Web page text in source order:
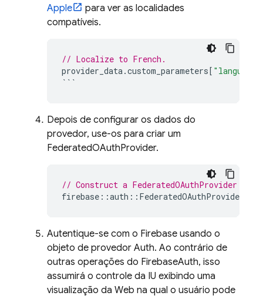
Apple
para ver as localidades
compatíveis.
// Localize to French.
provider_data.custom_parameters[ "language"
```
Depois de configurar os dados do
provedor, use-os para criar um
FederatedOAuthProvider.
// Construct a FederatedOAuthProvider for
firebase ::auth :: FederatedOAuthProvider
Autentique-se com o Firebase usando o
objeto de provedor Auth. Ao contrário de
outras operações do FirebaseAuth, isso
assumirá o controle da IU exibindo uma
visualização da Web na qual o usuário pode